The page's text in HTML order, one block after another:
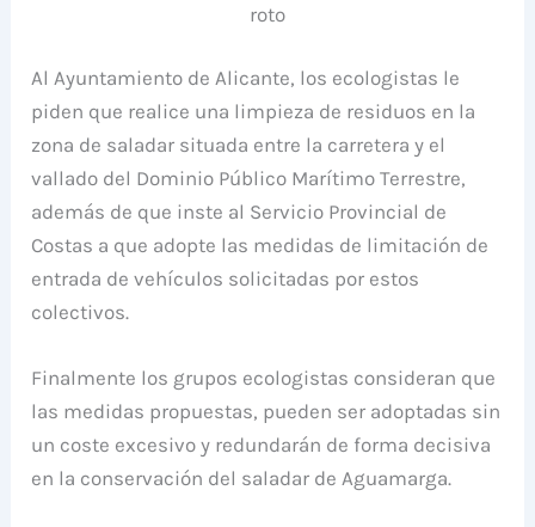
roto
Al Ayuntamiento de Alicante, los ecologistas le
piden que realice una limpieza de residuos en la
zona de saladar situada entre la carretera y el
vallado del Dominio Público Marítimo Terrestre,
además de que inste al Servicio Provincial de
Costas a que adopte las medidas de limitación de
entrada de vehículos solicitadas por estos
colectivos.
Finalmente los grupos ecologistas consideran que
las medidas propuestas, pueden ser adoptadas sin
un coste excesivo y redundarán de forma decisiva
en la conservación del saladar de Aguamarga.